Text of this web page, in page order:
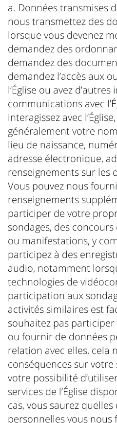
a. Données transmises
nous transmettez des
lorsque vous devenez
demandez des
demandez des
demandez l’accès aux
l’Église ou avez
communications avec
interagissez avec
généralement votre
lieu de naissance,
adresse électronique,
renseignements sur les
Vous pouvez nous
renseignements
participer de votre
sondages, des
ou manifestations, y
participez à des
audio, notamment
technologies de
participation aux
activités similaires est
souhaitez pas
ou fournir de données
relation avec elles, cela
conséquences sur
votre possibilité
services de l’Église
cas, vous saurez
personnelles vous nous